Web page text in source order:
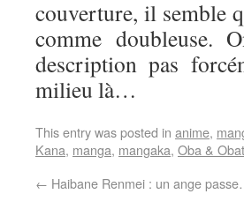
couverture, il semble
comme doubleuse.
description pas
milieu là…
This entry was posted in anime,
Kana, manga, mangaka, Oba &
← Haibane Renmei : un ange